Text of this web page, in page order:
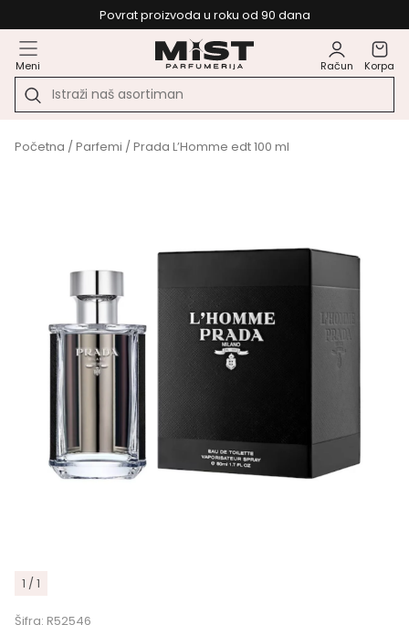
Povrat proizvoda u roku od 90 dana
Meni Račun Korpa
Početna /Parfemi / Prada L’Homme edt 100 ml
1 / 1
Šifra: R52546